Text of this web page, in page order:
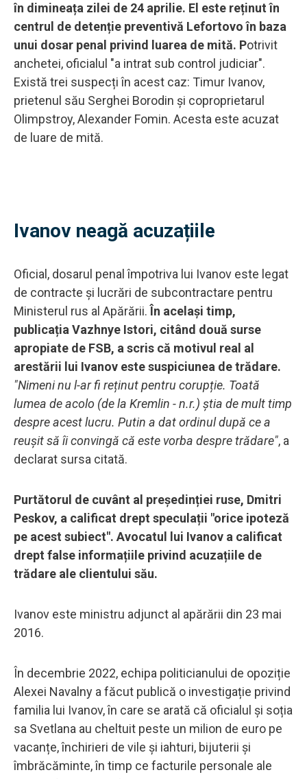
în dimineața zilei de 24 aprilie. El este reținut în
centrul de detenție preventivă Lefortovo în baza
unui dosar penal privind luarea de mită. Potrivit
anchetei, oficialul "a intrat sub control judiciar".
Există trei suspecți în acest caz: Timur Ivanov,
prietenul său Serghei Borodin și coproprietarul
Olimpstroy, Alexander Fomin. Acesta este acuzat
de luare de mită.
Ivanov neagă acuzațiile
Oficial, dosarul penal împotriva lui Ivanov este legat
de contracte și lucrări de subcontractare pentru
Ministerul rus al Apărării. În același timp,
publicația Vazhnye Istori, citând două surse
apropiate de FSB, a scris că motivul real al
arestării lui Ivanov este suspiciunea de trădare.
"Nimeni nu l-ar fi reținut pentru corupție. Toată
lumea de acolo (de la Kremlin - n.r.) știa de mult timp
despre acest lucru. Putin a dat ordinul după ce a
reușit să îi convingă că este vorba despre trădare", a
declarat sursa citată.
Purtătorul de cuvânt al președinției ruse, Dmitri
Peskov, a calificat drept speculații "orice ipoteză
pe acest subiect". Avocatul lui Ivanov a calificat
drept false informațiile privind acuzațiile de
trădare ale clientului său.
Ivanov este ministru adjunct al apărării din 23 mai
2016.
În decembrie 2022, echipa politicianului de opoziție
Alexei Navalny a făcut publică o investigație privind
familia lui Ivanov, în care se arată că oficialul și soția
sa Svetlana au cheltuit peste un milion de euro pe
vacanțe, închirieri de vile și iahturi, bijuterii și
îmbrăcăminte, în timp ce facturile personale ale